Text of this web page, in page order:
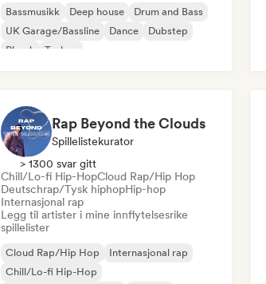
Bassmusikk Deep house
Drum and Bass
UK Garage/Bassline
Dance
Dubstep
Phonk
Techno
Rap Beyond the Clouds
Spillelistekurator
> 1300 svar gitt
Chill/Lo-fi Hip-HopCloud Rap/Hip Hop
Deutschrap/Tysk hiphopHip-hop
Internasjonal rap
Legg til artister i mine innflytelsesrike
spillelister
Cloud Rap/Hip Hop
Internasjonal rap
Chill/Lo-fi Hip-Hop